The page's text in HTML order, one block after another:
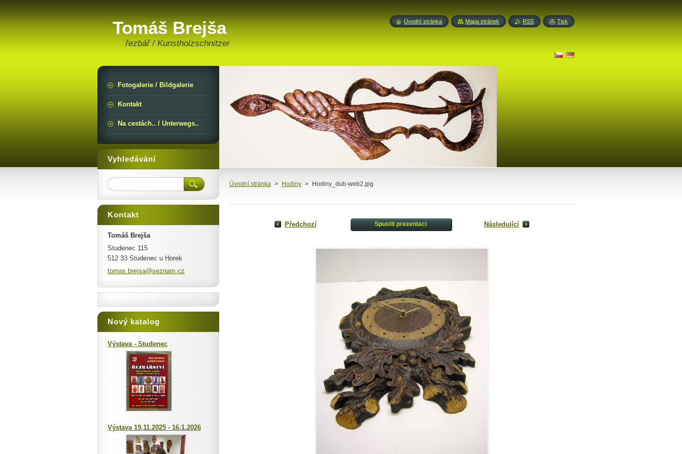
Tomáš Brejša
řezbář / Kunstholzschnitzer
Úvodní stránka > Hodiny > Hodiny_dub-web2.jpg
Předchozí Spustit prezentaci Následující
Fotogalerie / Bildgalerie
Kontakt
Na cestách.. / Unterwegs..
Vyhledávání
Kontakt
Tomáš Brejša
Studenec 115
512 33 Studenec u Horek
tomas.brejsa@seznam.cz
Nový katalog
Výstava - Studenec
Výstava 19.11.2025 - 16.1.2026
Úvodní stránka Mapa stránek RSS Tisk